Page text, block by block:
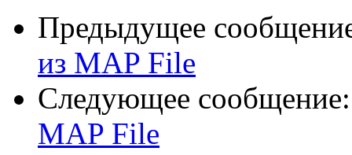
Предыдущее
из MAP File
Следующее
MAP File